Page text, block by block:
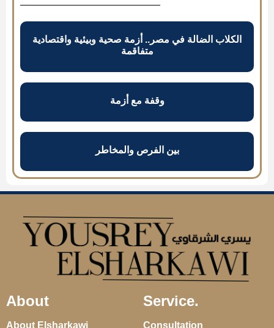
الكلاب الضالة في مصر.. أزمة صحية وبيئية واقتصادية
متفاقمة
وقفة مع أزمة
بين الفرص والمخاطر
About
About Elsharkawi
Service.
Consultation